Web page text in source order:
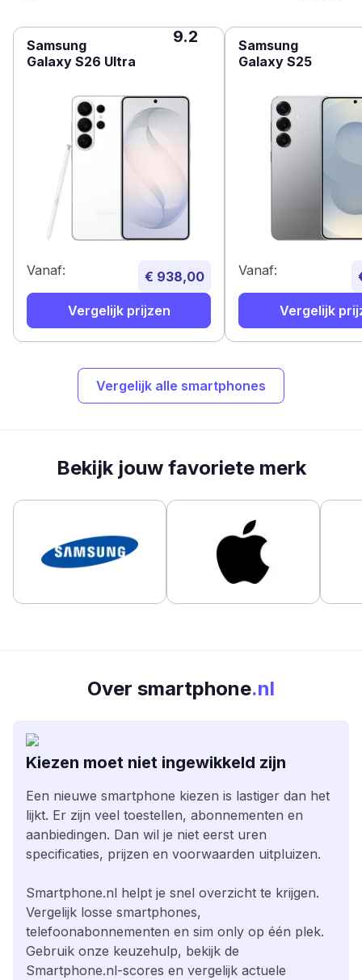
Samsung
Galaxy S26 Ultra
9.2
Vanaf: € 938,00
Vergelijk prijzen
Samsung
Galaxy S25
Vanaf:
Vergelijk
Vergelijk alle smartphones
Bekijk jouw favoriete merk
Over smartphone.nl
Kiezen moet niet ingewikkeld zijn
Een nieuwe smartphone kiezen is lastiger dan het
lijkt. Er zijn veel toestellen, abonnementen en
aanbiedingen. Dan wil je niet eerst uren
specificaties, prijzen en voorwaarden uitpluizen.
Smartphone.nl helpt je snel overzicht te krijgen.
Vergelijk losse smartphones,
telefoonabonnementen en sim only op één plek.
Gebruik onze keuzehulp, bekijk de
Smartphone.nl-scores en vergelijk actuele